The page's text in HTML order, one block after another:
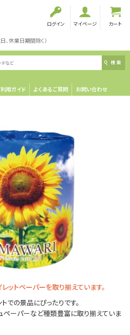
ログイン マイページ カート
休業日期間除く）
検索
用ガイド よくあるご質問 お問い合わせ
ットペーパーを取り揃えています。
での景品にぴったりです。
ュペーパーなど種類豊富に取り揃えていま